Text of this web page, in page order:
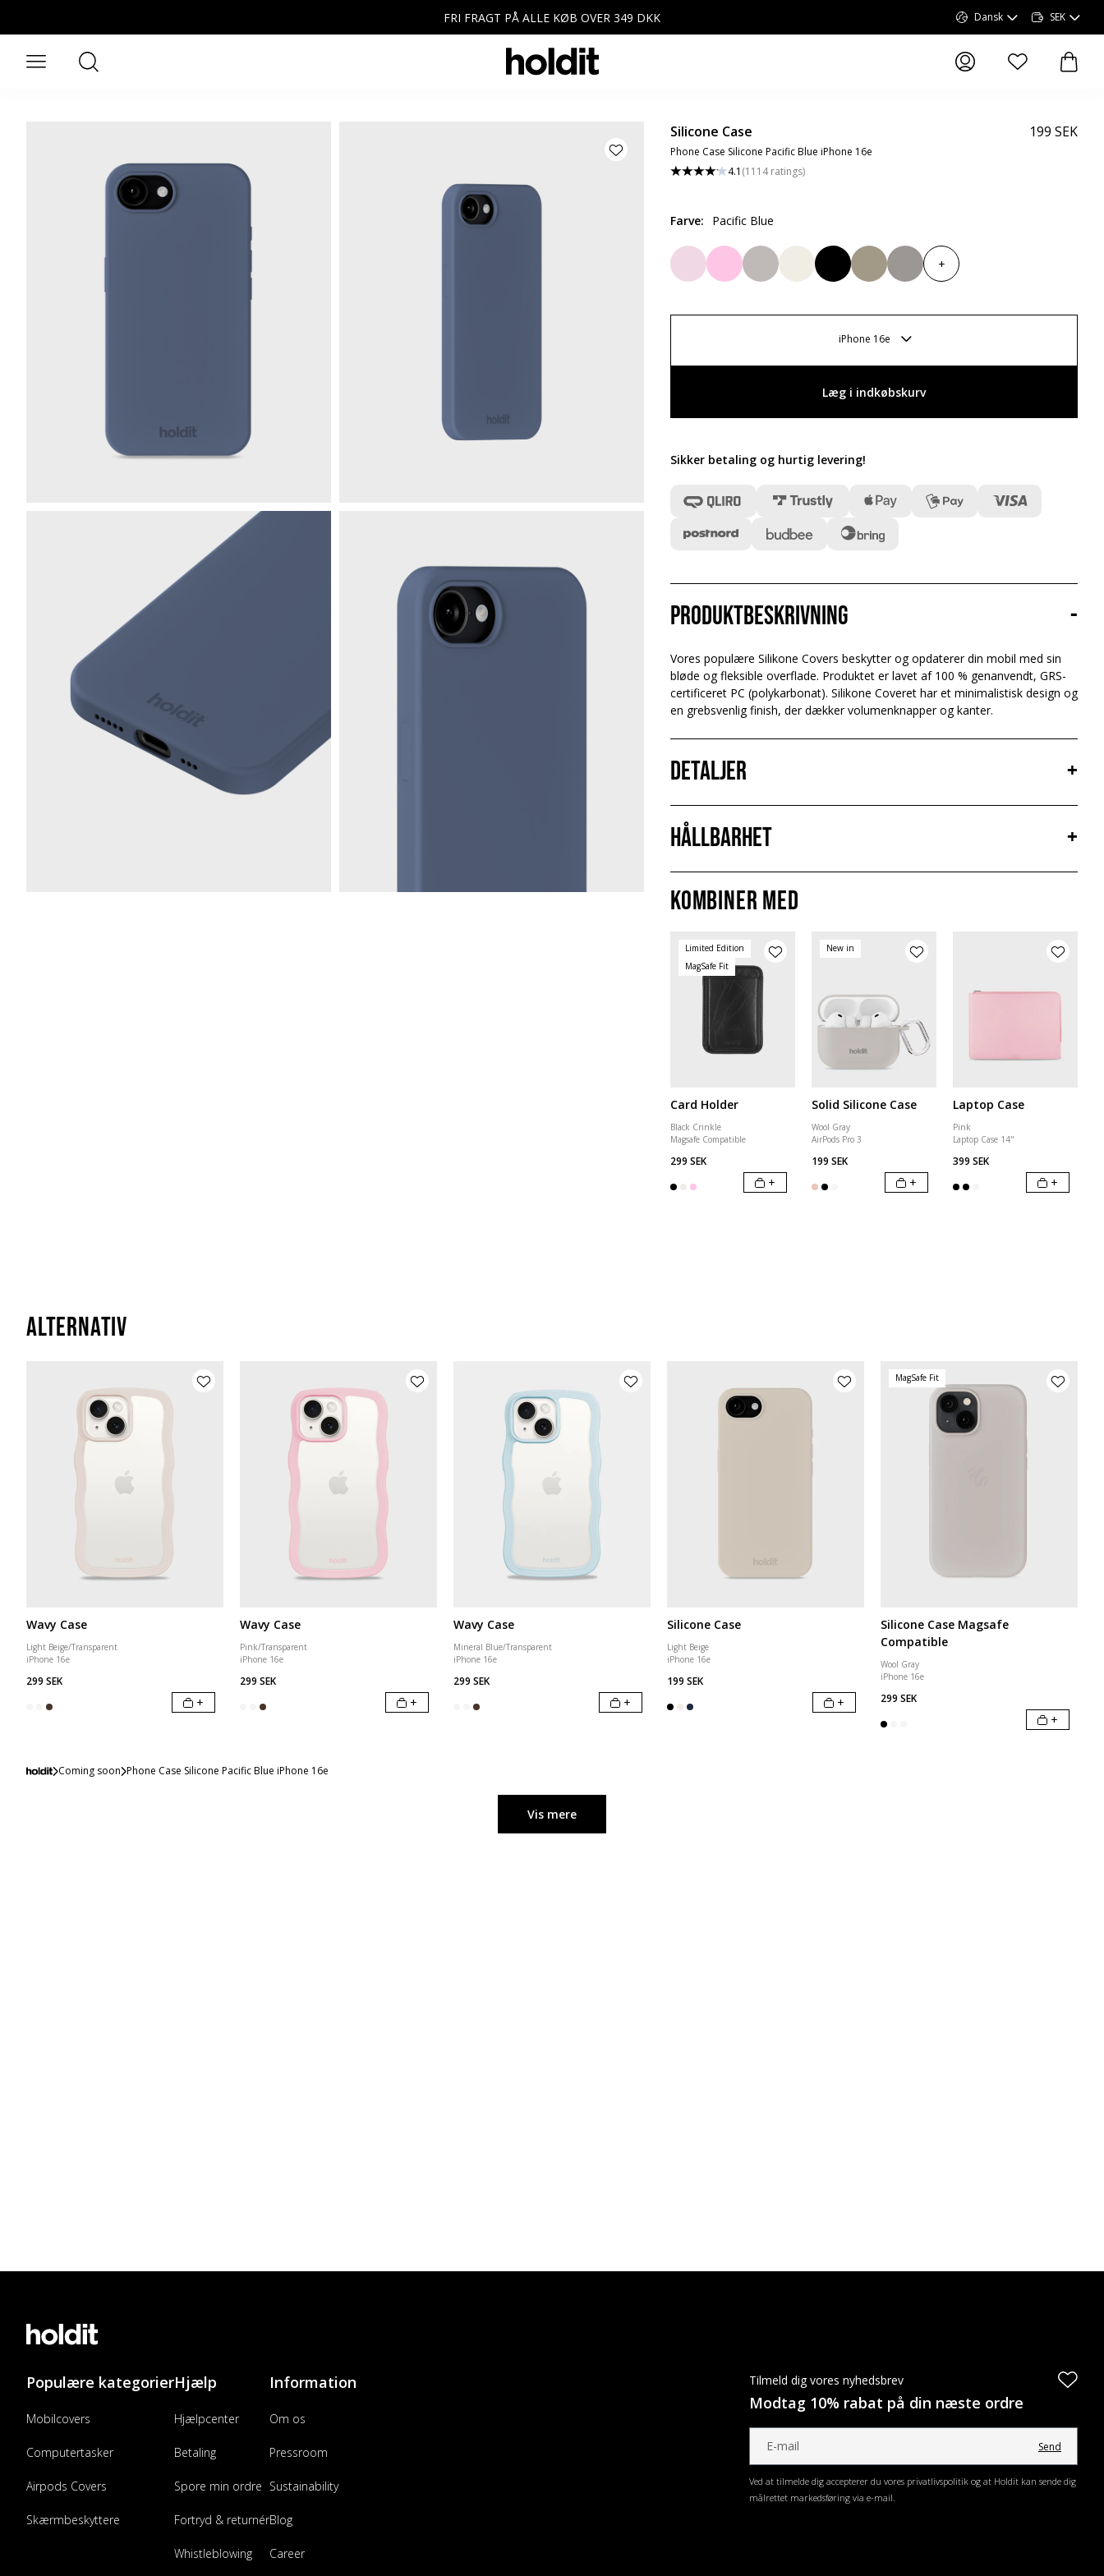
FRI FRAGT PÅ ALLE KØB OVER 349 DKK Dansk SEK
Öppna menySøg
produkter i
Silicone Case
Phone Case Silicone Pacific Blue iPhone 16e
4.1 (1114 ratings)
199 SEK
Farve: Pacific Blue
+
iPhone 16e
Læg i indkøbskurv
Sikker betaling og hurtig levering!
Produktbeskrivning -
Vores populære Silikone Covers beskytter og opdaterer din mobil med sin
bløde og fleksible overflade. Produktet er lavet af 100 % genanvendt, GRS-
certificeret PC (polykarbonat). Silikone Coveret har et minimalistisk design og
en grebsvenlig finish, der dækker volumenknapper og kanter.
Detaljer +
Hållbarhet
+
Kombiner med
Limited Edition
MagSafe Fit
Card Holder
Black Crinkle
Magsafe Compatible
299 SEK
+
New in
Solid Silicone Case
Wool Gray
AirPods Pro 3
199 SEK
+
Laptop Case
Pink
Laptop Case 14"
399 SEK
+
Alternativ
Wavy Case
Light Beige/Transparent
iPhone 16e
299 SEK
+
Wavy Case
Pink/Transparent
iPhone 16e
299 SEK
+
Wavy Case
Mineral Blue/Transparent
iPhone 16e
299 SEK
+
Silicone Case
Light Beige
iPhone 16e
199 SEK
+
MagSafe Fit
Silicone Case Magsafe
Compatible
Wool Gray
iPhone 16e
299 SEK
+
Coming soon Phone Case Silicone Pacific Blue iPhone 16e
Vis mere
Populære kategorier
Mobilcovers
Computertasker
Airpods Covers
Skærmbeskyttere
Hjælp
Hjælpcenter
Betaling
Spore min ordre
Fortryd & returnér
Whistleblowing
Information
Om os
Pressroom
Sustainability
Blog
Career
Tilmeld dig vores nyhedsbrev
Modtag 10% rabat på din næste ordre
Send
Ved at tilmelde dig accepterer du vores privatlivspolitik og at Holdit kan sende dig
målrettet markedsføring via e-mail.